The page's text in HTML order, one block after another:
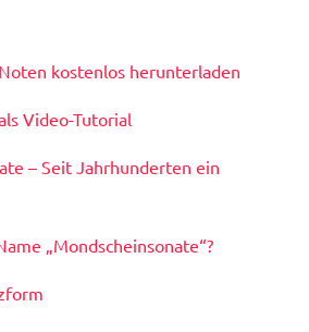
kostenlos herunterladen
Video-Tutorial
– Seit Jahrhunderten ein
„Mondscheinsonate“?